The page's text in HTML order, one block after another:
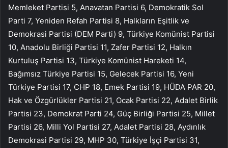
Memleket Partisi 5, Anavatan Partisi 6, Demokratik Sol
Parti 7, Yeniden Refah Partisi 8, Halkların Eşitlik ve
Demokrasi Partisi (DEM Parti) 9, Türkiye Komünist Partisi
10, Anadolu Birliği Partisi 11, Zafer Partisi 12, Halkın
Kurtuluş Partisi 13, Türkiye Komünist Hareketi 14,
Bağımsız Türkiye Partisi 15, Gelecek Partisi 16, Yeni
Türkiye Partisi 17, CHP 18, Emek Partisi 19, HÜDA PAR 20,
Hak ve Özgürlükler Partisi 21, Ocak Partisi 22, Adalet Birlik
Partisi 23, Demokrat Parti 24, Güç Birliği Partisi 25, Millet
Partisi 26, Milli Yol Partisi 27, Adalet Partisi 28, Aydınlık
Demokrasi Partisi 29, MHP 30, Türkiye İşçi Partisi 31,